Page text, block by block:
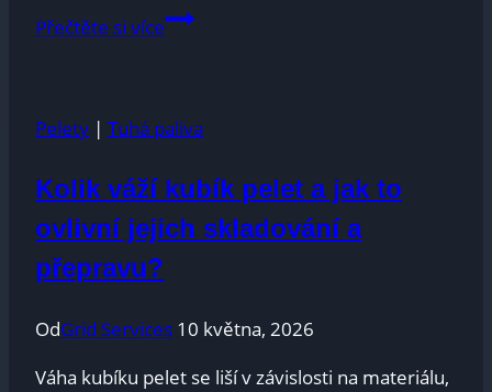
Přečtěte si víceJak
na
Návod
pro
Pelety | Tuhá paliva
Kolik váží kubík pelet a jak to
ovlivní jejich skladování a
přepravu?
OdGrid Services 10 května, 2026
Váha kubíku pelet se liší v závislosti na materiálu,